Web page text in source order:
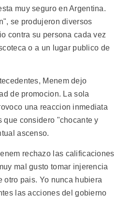
muy seguro en Argentina.
se produjeron diversos
contra su persona cada vez
o a un lugar publico de
Menem dejo
de promocion. La sola
una reaccion inmediata
que considero "chocante y
ascenso.
rechazo las calificaciones
mal gusto tomar injerencia
otro pais. Yo nunca hubiera
las acciones del gobierno